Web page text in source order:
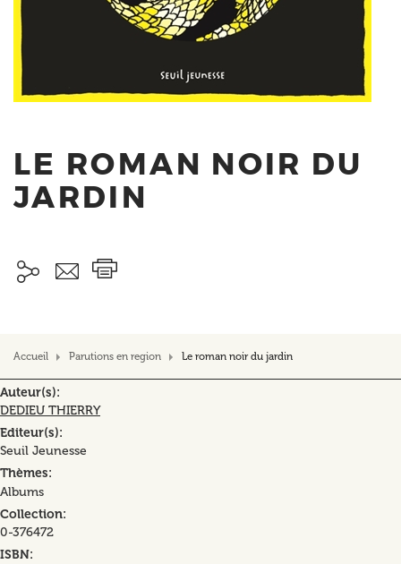
LE ROMAN NOIR DU
JARDIN
Accueil Parutions en region Le roman noir du jardin
Auteur(s)
DEDIEU THIERRY
Editeur(s)
Seuil Jeunesse
Thèmes
Albums
Collection
0-376472
ISBN